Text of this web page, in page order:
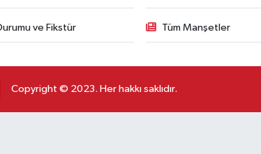
ve Fikstür Tüm Manşetler
Copyright © 2023. Her hakkı saklıdır.